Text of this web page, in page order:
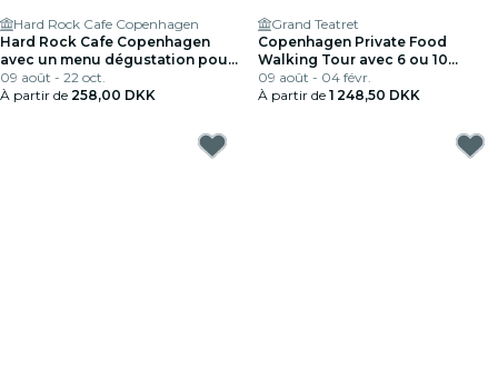
Hard Rock Cafe Copenhagen
Hard Rock Cafe Copenhagen
avec un menu dégustation pour
le déjeuner ou le dîner
09 août - 22 oct.
À partir de 258,00 DKK
Grand Teatret
Copenhagen Private Food
Walking Tour avec 6 ou 10
dégustations
09 août - 04 févr.
À partir de 1 248,50 DKK